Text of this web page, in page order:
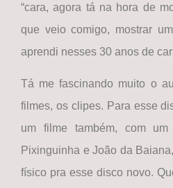
“cara, agora tá na hora de
que veio comigo, mostrar
aprendi nesses 30 anos de
Tá me fascinando muito o
filmes, os clipes. Para esse
um filme também, com
Pixinguinha e João da
físico pra esse disco novo.